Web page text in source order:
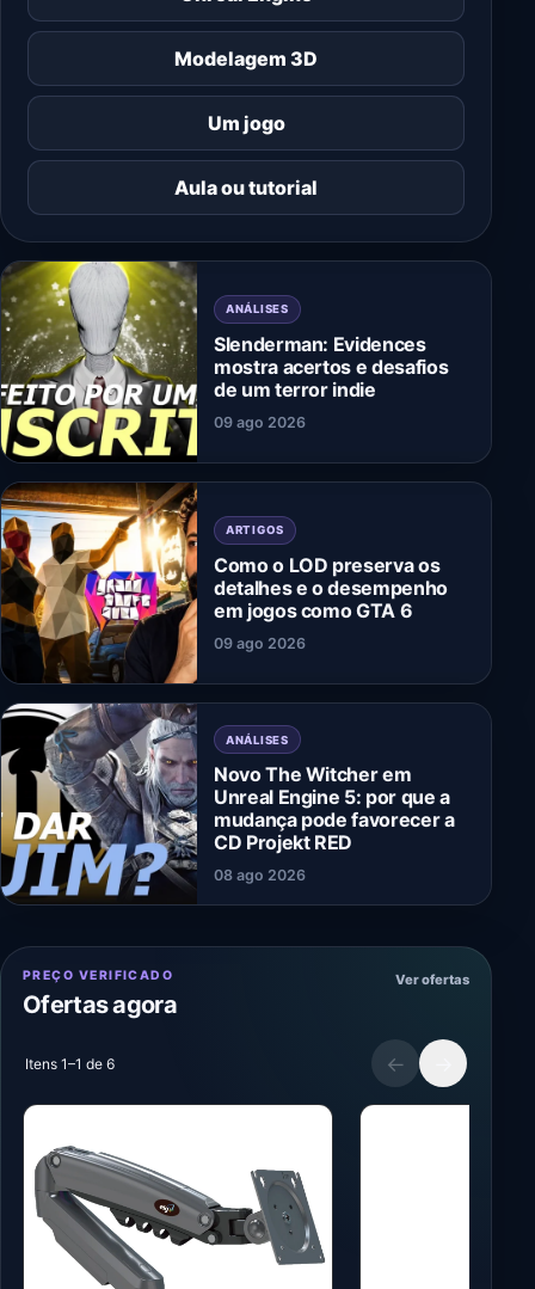
Modelagem 3D
Um jogo
Aula ou tutorial
ANÁLISES
Slenderman: Evidences
mostra acertos e desafios
de um terror indie
09 ago 2026
ARTIGOS
Como o LOD preserva os
detalhes e o desempenho
em jogos como GTA 6
09 ago 2026
ANÁLISES
Novo The Witcher em
Unreal Engine 5: por que a
mudança pode favorecer a
CD Projekt RED
08 ago 2026
PREÇO VERIFICADO
Ofertas agora
Ver ofertas
Itens 1–1 de 6 ←